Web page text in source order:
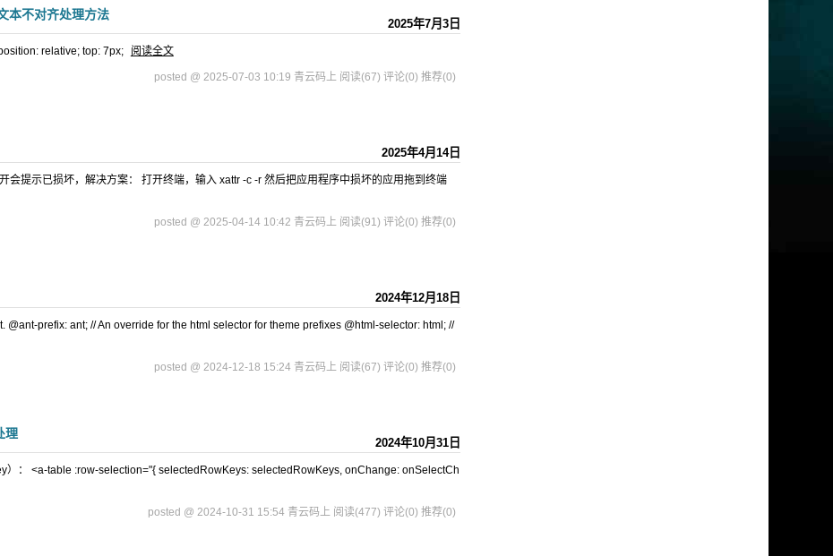
2025年7月3日
本不对齐处理方法
relative; top: 7px; 阅读全文
posted @ 2025-07-03 10:19 青云码上 阅读(67) 评论(0) 推荐(0)
2025年4月14日
会提示已损坏，解决方案： 打开终端，输入 xattr -c -r 然后把应用程序中损坏的应用拖到终端
posted @ 2025-04-14 10:42 青云码上 阅读(91) 评论(0) 推荐(0)
2024年12月18日
prefix: ant; // An override for the html selector for theme prefixes @html-selector: html; //
posted @ 2024-12-18 15:24 青云码上 阅读(67) 评论(0) 推荐(0)
2024年10月31日
理
）： <a-table :row-selection="{ selectedRowKeys: selectedRowKeys, onChange: onSelectCh
posted @ 2024-10-31 15:54 青云码上 阅读(477) 评论(0) 推荐(0)